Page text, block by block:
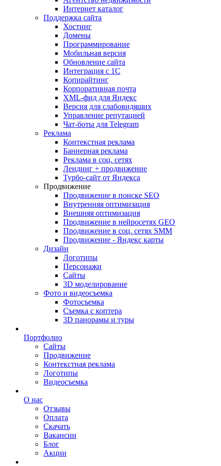
Интернет каталог
Поддержка сайта
Хостинг
Домены
Программирование
Мобильная версия
Обновление сайта
Интеграция с 1С
Копирайтинг
Корпоративная почта
XML-фид для Яндекс
Версия для слабовидящих
Управление репутацией
Чат-боты для Telegram
Реклама
Контекстная реклама
Баннерная реклама
Реклама в соц. сетях
Лендинг + продвижение
Турбо-сайт от Яндекса
Продвижение
Продвижение в поиске SEO
Внутренняя оптимизация
Внешняя оптимизация
Продвижение в нейросетях GEO
Продвижение в соц. сетях SMM
Продвижение - Яндекс карты
Дизайн
Логотипы
Персонажи
Сайты
3D моделирование
Фото и видеосъемка
Фотосъемка
Съемка с коптера
3D панорамы и туры
Портфолио
Сайты
Продвижение
Контекстная реклама
Логотипы
Видеосъемка
О нас
Отзывы
Оплата
Скачать
Вакансии
Блог
Акции